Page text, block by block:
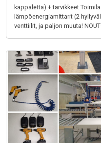
kappaletta) + tarvikkeet
lämpöenergiamittarit (2
venttiilit, ja paljon muuta!